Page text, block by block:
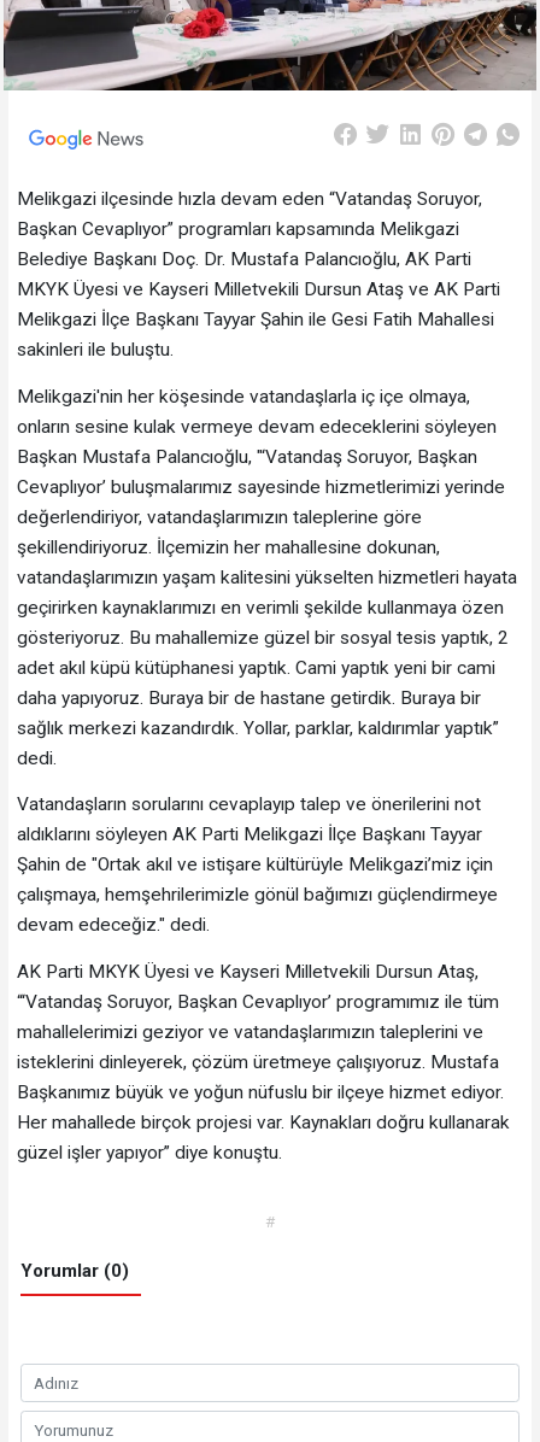
Melikgazi ilçesinde hızla devam eden “Vatandaş Soruyor,
Başkan Cevaplıyor” programları kapsamında Melikgazi
Belediye Başkanı Doç. Dr. Mustafa Palancıoğlu, AK Parti
MKYK Üyesi ve Kayseri Milletvekili Dursun Ataş ve AK Parti
Melikgazi İlçe Başkanı Tayyar Şahin ile Gesi Fatih Mahallesi
sakinleri ile buluştu.
Melikgazi'nin her köşesinde vatandaşlarla iç içe olmaya,
onların sesine kulak vermeye devam edeceklerini söyleyen
Başkan Mustafa Palancıoğlu, "‘Vatandaş Soruyor, Başkan
Cevaplıyor’ buluşmalarımız sayesinde hizmetlerimizi yerinde
değerlendiriyor, vatandaşlarımızın taleplerine göre
şekillendiriyoruz. İlçemizin her mahallesine dokunan,
vatandaşlarımızın yaşam kalitesini yükselten hizmetleri hayata
geçirirken kaynaklarımızı en verimli şekilde kullanmaya özen
gösteriyoruz. Bu mahallemize güzel bir sosyal tesis yaptık, 2
adet akıl küpü kütüphanesi yaptık. Cami yaptık yeni bir cami
daha yapıyoruz. Buraya bir de hastane getirdik. Buraya bir
sağlık merkezi kazandırdık. Yollar, parklar, kaldırımlar yaptık”
dedi.
Vatandaşların sorularını cevaplayıp talep ve önerilerini not
aldıklarını söyleyen AK Parti Melikgazi İlçe Başkanı Tayyar
Şahin de "Ortak akıl ve istişare kültürüyle Melikgazi’miz için
çalışmaya, hemşehrilerimizle gönül bağımızı güçlendirmeye
devam edeceğiz." dedi.
AK Parti MKYK Üyesi ve Kayseri Milletvekili Dursun Ataş,
“‘Vatandaş Soruyor, Başkan Cevaplıyor’ programımız ile tüm
mahallelerimizi geziyor ve vatandaşlarımızın taleplerini ve
isteklerini dinleyerek, çözüm üretmeye çalışıyoruz. Mustafa
Başkanımız büyük ve yoğun nüfuslu bir ilçeye hizmet ediyor.
Her mahallede birçok projesi var. Kaynakları doğru kullanarak
güzel işler yapıyor” diye konuştu.
#
Yorumlar (0)